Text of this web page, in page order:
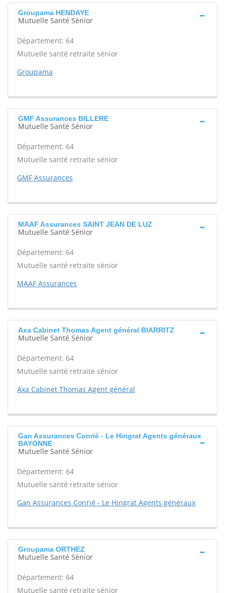
Groupama HENDAYE
Mutuelle Santé Sénior
Département: 64
Mutuelle santé retraite sénior
Groupama
GMF Assurances BILLERE
Mutuelle Santé Sénior
Département: 64
Mutuelle santé retraite sénior
GMF Assurances
MAAF Assurances SAINT JEAN DE LUZ
Mutuelle Santé Sénior
Département: 64
Mutuelle santé retraite sénior
MAAF Assurances
Axa Cabinet Thomas Agent général BIARRITZ
Mutuelle Santé Sénior
Département: 64
Mutuelle santé retraite sénior
Axa Cabinet Thomas Agent général
Gan Assurances Conrié - Le Hingrat Agents généraux
BAYONNE
Mutuelle Santé Sénior
Département: 64
Mutuelle santé retraite sénior
Gan Assurances Conrié - Le Hingrat Agents généraux
Groupama ORTHEZ
Mutuelle Santé Sénior
Département: 64
Mutuelle santé retraite sénior